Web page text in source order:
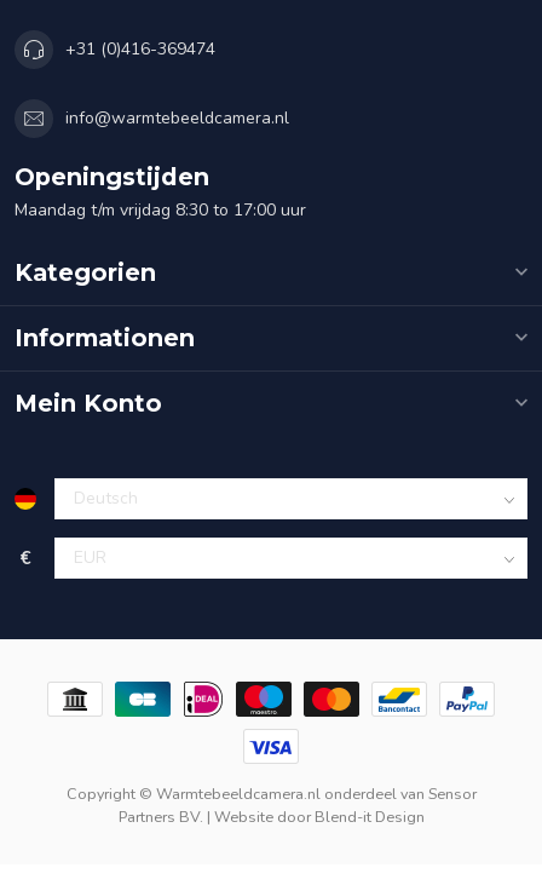
+31 (0)416-369474
info@warmtebeeldcamera.nl
Openingstijden
Maandag t/m vrijdag 8:30 to 17:00 uur
Kategorien
Informationen
Mein Konto
€
Copyright © Warmtebeeldcamera.nl onderdeel van Sensor
Partners BV. | Website doorBlend-it Design